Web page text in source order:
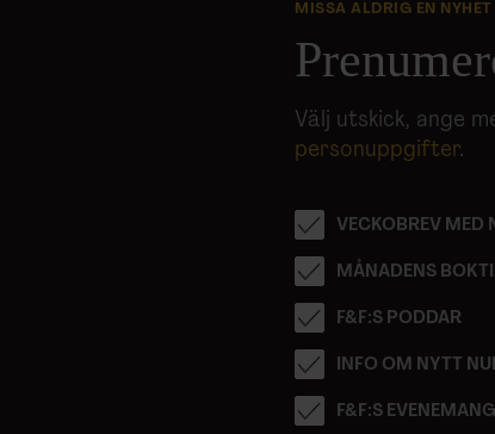
MISSA ALDRIG EN NYHET
Välj utskick, ange
personuppgifter.
VECKOBREV MED
MÅNADENS
F&F:S PODDAR
INFO OM NYTT
F&F:S EVENEMANG